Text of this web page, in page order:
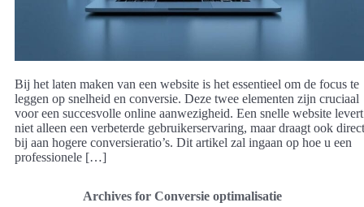
Bij het laten maken van een website is het essentieel om de focus te
leggen op snelheid en conversie. Deze twee elementen zijn cruciaal
voor een succesvolle online aanwezigheid. Een snelle website levert
niet alleen een verbeterde gebruikerservaring, maar draagt ook direct
bij aan hogere conversieratio’s. Dit artikel zal ingaan op hoe u een
professionele […]
Archives for Conversie optimalisatie